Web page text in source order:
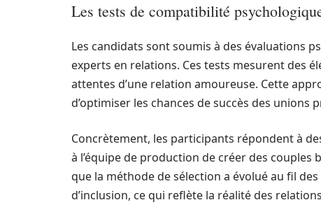
Les tests de compatibilité
Les candidats sont soumis à des évaluations
experts en relations. Ces tests mesurent des
attentes d’une relation amoureuse. Cette
d’optimiser les chances de succès des unions
Concrètement, les participants répondent à
à l’équipe de production de créer des
que la méthode de sélection a évolué au fil
d’inclusion, ce qui reflète la réalité des